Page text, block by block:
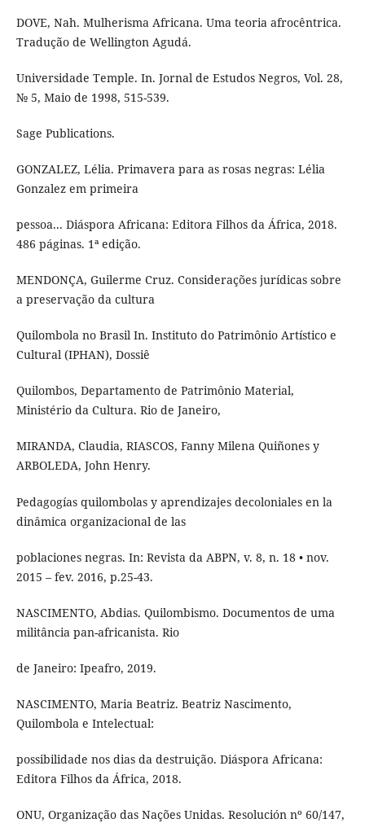
DOVE, Nah. Mulherisma Africana. Uma teoria afrocêntrica.
Tradução de Wellington Agudá.
Universidade Temple. In. Jornal de Estudos Negros, Vol. 28,
№ 5, Maio de 1998, 515-539.
Sage Publications.
GONZALEZ, Lélia. Primavera para as rosas negras: Lélia
Gonzalez em primeira
pessoa... Diáspora Africana: Editora Filhos da África, 2018.
486 páginas. 1ª edição.
MENDONÇA, Guilerme Cruz. Considerações jurídicas sobre
a preservação da cultura
Quilombola no Brasil In. Instituto do Patrimônio Artístico e
Cultural (IPHAN), Dossiê
Quilombos, Departamento de Patrimônio Material,
Ministério da Cultura. Rio de Janeiro,
MIRANDA, Claudia, RIASCOS, Fanny Milena Quiñones y
ARBOLEDA, John Henry.
Pedagogías quilombolas y aprendizajes decoloniales en la
dinâmica organizacional de las
poblaciones negras. In: Revista da ABPN, v. 8, n. 18 • nov.
2015 – fev. 2016, p.25-43.
NASCIMENTO, Abdias. Quilombismo. Documentos de uma
militância pan-africanista. Rio
de Janeiro: Ipeafro, 2019.
NASCIMENTO, Maria Beatriz. Beatriz Nascimento,
Quilombola e Intelectual:
possibilidade nos dias da destruição. Diáspora Africana:
Editora Filhos da África, 2018.
ONU, Organização das Nações Unidas. Resolución nº 60/147,